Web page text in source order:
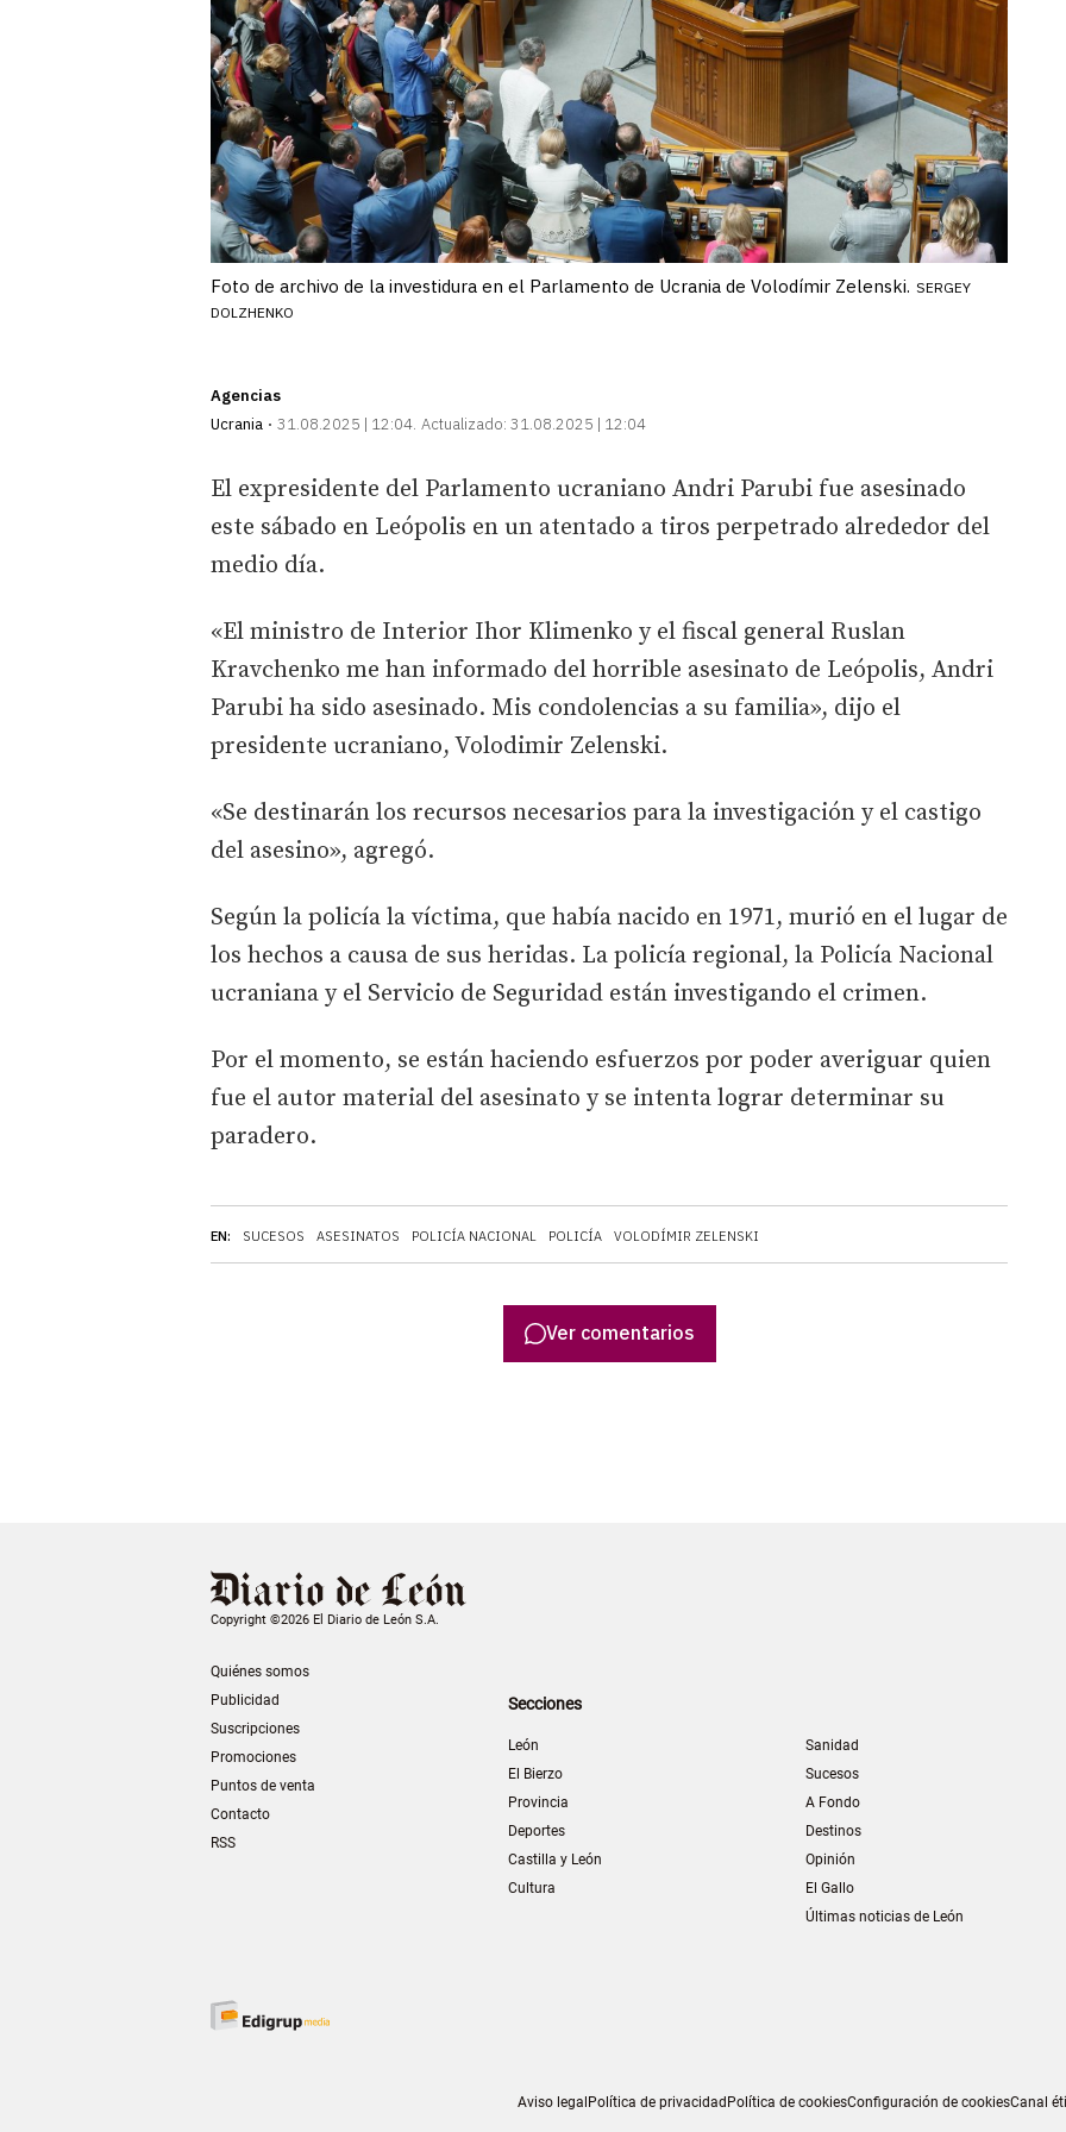
Foto de archivo de la investidura en el Parlamento de Ucrania de Volodímir Zelenski. SERGEY
DOLZHENKO
Agencias
Ucrania
31.08.2025 | 12:04 Actualizado: 31.08.2025 | 12:04
EN: SUCESOS ASESINATOS POLICÍA NACIONAL POLICÍA VOLODÍMIR ZELENSKI
El expresidente del Parlamento ucraniano Andri Parubi fue asesinado
este sábado en Leópolis en un atentado a tiros perpetrado alrededor del
medio día.
«El ministro de Interior Ihor Klimenko y el fiscal general Ruslan
Kravchenko me han informado del horrible asesinato de Leópolis, Andri
Parubi ha sido asesinado. Mis condolencias a su familia», dijo el
presidente ucraniano, Volodimir Zelenski.
«Se destinarán los recursos necesarios para la investigación y el castigo
del asesino», agregó.
Según la policía la víctima, que había nacido en 1971, murió en el lugar de
los hechos a causa de sus heridas. La policía regional, la Policía Nacional
ucraniana y el Servicio de Seguridad están investigando el crimen.
Por el momento, se están haciendo esfuerzos por poder averiguar quien
fue el autor material del asesinato y se intenta lograr determinar su
paradero.
Ver comentarios
Copyright ©2026 El Diario de León S.A.
Quiénes somos
Publicidad
Suscripciones
Promociones
Puntos de venta
Contacto
RSS
Secciones
León
El Bierzo
Provincia
Deportes
Castilla y León
Cultura
Sanidad
Sucesos
A Fondo
Destinos
Opinión
El Gallo
Últimas noticias de León
Aviso legalPolítica de privacidadPolítica de cookiesConfiguración de cookiesCanal